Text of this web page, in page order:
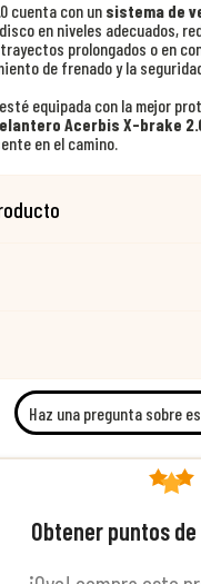
cuenta con un sistema de
en niveles adecuados,
prolongados o en
de frenado y la
equipada con la mejor
Acerbis X-brake
en el camino.
Haz una pregunta sobre
Obtener puntos